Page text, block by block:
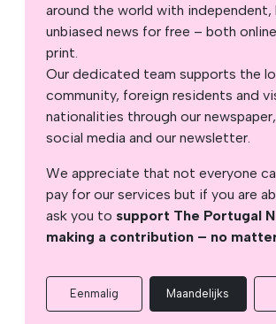
around the world with independent,
unbiased news for free – both
print.
Our dedicated team supports the
community, foreign residents and
nationalities through our
social media and our newsletter.
We appreciate that not everyone
pay for our services but if you are
ask you to support The Portugal
making a contribution – no
Eenmalig Maandelijks